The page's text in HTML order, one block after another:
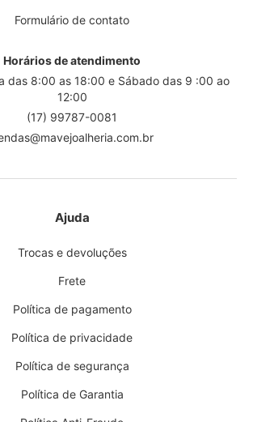
Formulário de contato
Horários de atendimento
das 8:00 as 18:00 e Sábado das 9 :00 ao
12:00
(17) 99787-0081
Ajuda
Trocas e devoluções
Frete
Política de pagamento
Política de privacidade
Política de segurança
Política de Garantia